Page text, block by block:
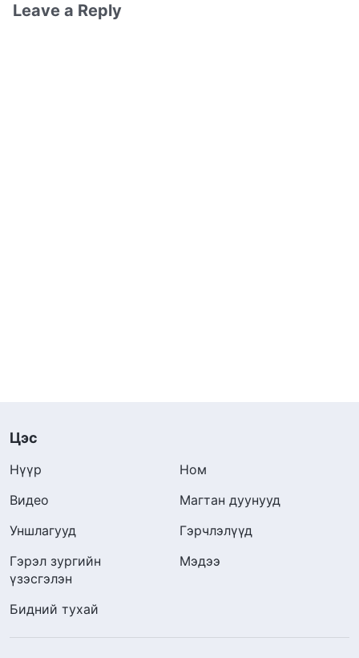
Leave a Reply
Цэс
Нүүр
Ном
Видео
Магтан дуунууд
Уншлагууд
Гэрчлэлүүд
Гэрэл зургийн
үзэсгэлэн
Мэдээ
Бидний тухай